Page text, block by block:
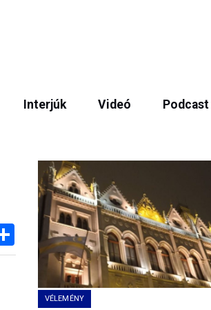
Interjúk Videó Podcast
Megosztás
VÉLEMÉNY